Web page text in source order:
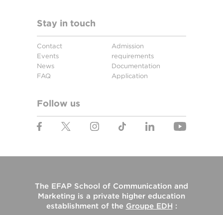
Stay in touch
Contact
Events
News
FAQ
Admission
requirements
Documentation
Application
Follow us
The EFAP School of Communication and
Marketing is a private higher education
establishment of the Groupe EDH :